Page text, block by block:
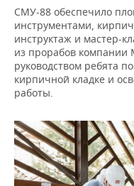
СМУ-88 обеспечило
инструментами,
инструктаж и мастер-
из прорабов компании
руководством ребята
кирпичной кладке и
работы.